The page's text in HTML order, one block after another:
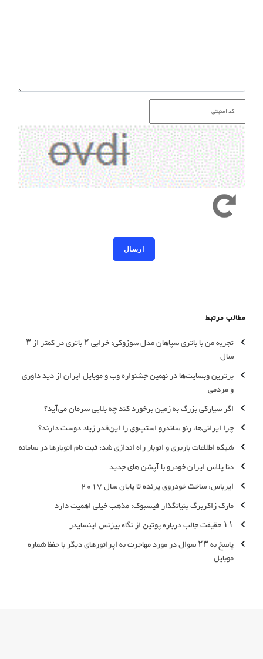
مطالب مرتبط
تجربه من با باتری سپاهان مدل سوزوکی: خرابی ۲ باتری در کمتر از ۳
سال
برترین وبسایت‌ها در نهمین جشنواره وب و موبایل ایران از دید داوری
و مردمی
اگر سیارکی بزرگ به زمین برخورد کند چه بلایی سرمان می‌آید؟
چرا ایرانی‌ها، رنو ساندرو استپ‌وی را این‌قدر زیاد دوست دارند؟
شبکه اطلاعات باربری و اتوبار راه اندازی شد؛ ثبت نام اتوبارها در سامانه
دنا پلاس ایران خودرو با آپشن های جدید
ایرباس: ساخت خودروی پرنده تا پایان سال 2017
مارک زاکربرگ بنیانگذار فیسبوک: مذهب خیلی اهمیت دارد
۱۱ حقیقت جالب درباره پوتین از نگاه بیزنس اینسایدر
پاسخ به ۲۳ سوال در مورد مهاجرت به اپراتورهای دیگر با حفظ شماره
موبایل